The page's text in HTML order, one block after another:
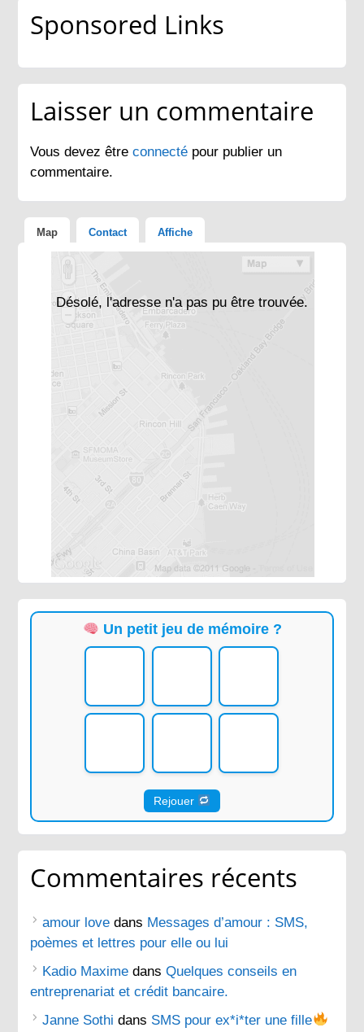
Sponsored Links
Laisser un commentaire
Vous devez êtreconnecté pour publier un
commentaire.
Map Contact Affiche
Désolé, l'adresse n'a pas pu être trouvée.
Un petit jeu de mémoire ?
Rejouer
Commentaires récents
amour love dans Messages d’amour : SMS,
poèmes et lettres pour elle ou lui
Kadio Maxime dansQuelques conseils en
entreprenariat et crédit bancaire.
Janne Sothi dans SMS pour ex*i*ter une fille